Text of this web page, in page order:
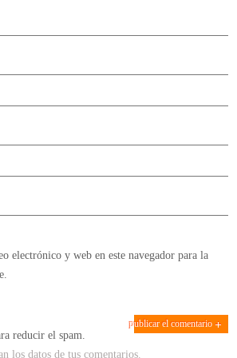
electrónico y web en este navegador para la
reducir el spam.
los datos de tus comentarios.